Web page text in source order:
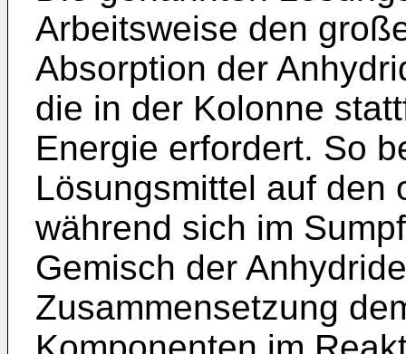
Arbeitsweise den
Absorption der
die in der Kolonne
Energie erfordert. So
Lösungsmittel auf den
während sich im
Gemisch der
Zusammensetzung